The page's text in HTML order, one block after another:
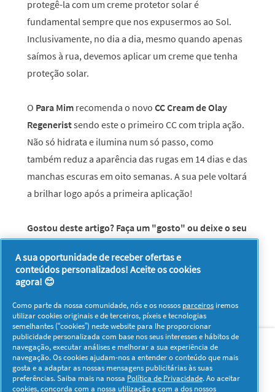
protegê-la com um creme protetor solar é
fundamental sempre que nos expusermos ao Sol.
Inclusivamente, no dia a dia, mesmo quando apenas
saímos à rua, devemos aplicar um creme que tenha
proteção solar.
O Para Mim recomenda o novo CC Cream de Olay
Regeneristsendo este o primeiro CC com tripla ação.
Não só hidrata e ilumina num só passo, como
também reduz a aparência das rugas em 14 dias e das
manchas escuras em oito semanas. A sua pele voltará
a brilhar logo após a primeira aplicação!
Gostou deste artigo? Faça um "gosto" ou deixe o seu
Sobre nós Contacto Visitar www.pg.com
Redes Sociais
A sua oportunidade de receber ofertas e
conteúdos personalizados! Aceite os cookies
agora! 😊
Como parte da nossa comunidade, nós e os nossos parceiros iremos
utilizar cookies originais e de terceiros, píxeis e tecnologias
semelhantes (“cookies”) neste website para lhe proporcionar
publicidade personalizada com base nos seus interesses e hábitos de
navegação, executar análises e melhorar a sua experiência de
navegação. Os cookies ajudam-nos a entender o conteúdo que mais
gosta e a adaptar as nossas mensagens publicitárias às suas
preferências. Saiba mais na nossa Política de Privacidade. Ao aceitar
cookies, concorda com a nossa utilização e com a dos nossos